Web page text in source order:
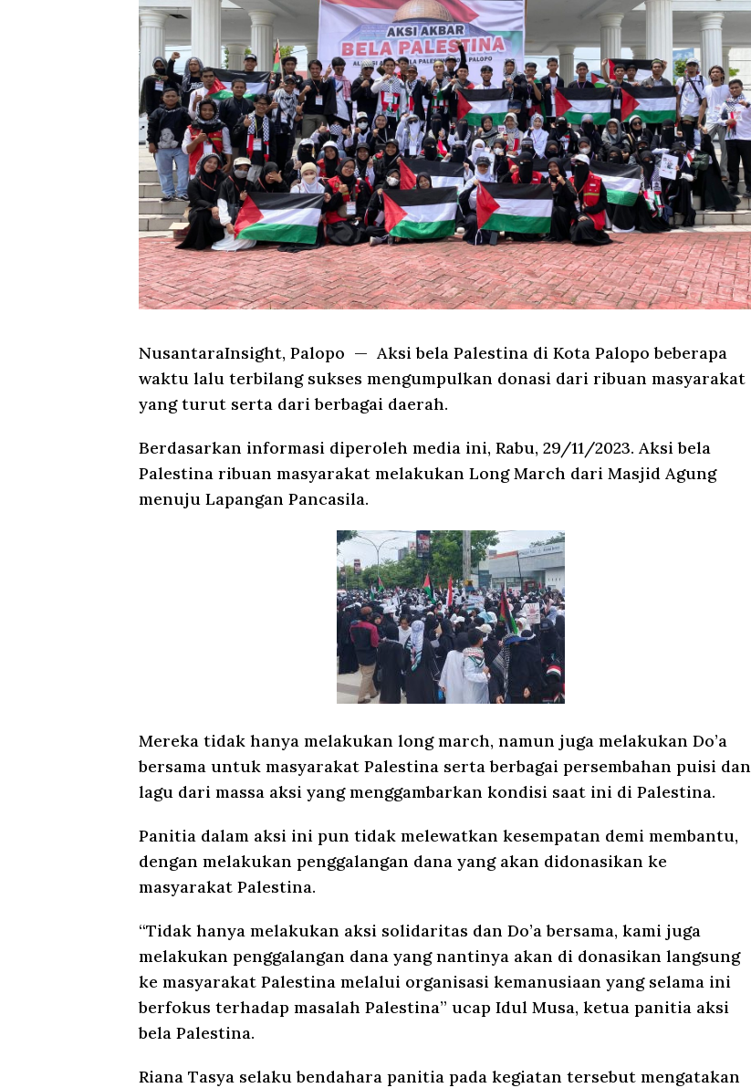
NusantaraInsight, Palopo — Aksi bela Palestina di Kota Palopo beberapa
waktu lalu terbilang sukses mengumpulkan donasi dari ribuan masyarakat
yang turut serta dari berbagai daerah.
Berdasarkan informasi diperoleh media ini, Rabu, 29/11/2023. Aksi bela
Palestina ribuan masyarakat melakukan Long March dari Masjid Agung
menuju Lapangan Pancasila.
Mereka tidak hanya melakukan long march, namun juga melakukan Do’a
bersama untuk masyarakat Palestina serta berbagai persembahan puisi dan
lagu dari massa aksi yang menggambarkan kondisi saat ini di Palestina.
Panitia dalam aksi ini pun tidak melewatkan kesempatan demi membantu,
dengan melakukan penggalangan dana yang akan didonasikan ke
masyarakat Palestina.
“Tidak hanya melakukan aksi solidaritas dan Do’a bersama, kami juga
melakukan penggalangan dana yang nantinya akan di donasikan langsung
ke masyarakat Palestina melalui organisasi kemanusiaan yang selama ini
berfokus terhadap masalah Palestina” ucap Idul Musa, ketua panitia aksi
bela Palestina.
Riana Tasya selaku bendahara panitia pada kegiatan tersebut mengatakan